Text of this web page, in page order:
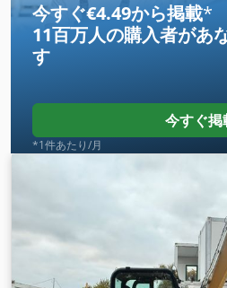
今すぐ€4.49から掲載*
11百万人の購入者があ
す
今すぐ掲
*1件あたり/月